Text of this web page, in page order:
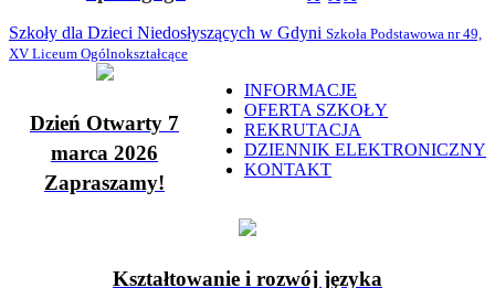
Szkoły dla Dzieci Niedosłyszących w Gdyni Szkoła Podstawowa nr 49,
XV Liceum Ogólnokształcące
INFORMACJE
OFERTA SZKOŁY
REKRUTACJA
DZIENNIK ELEKTRONICZNY
KONTAKT
Dzień Otwarty 7
marca 2026
Zapraszamy!
Kształtowanie i rozwój języka